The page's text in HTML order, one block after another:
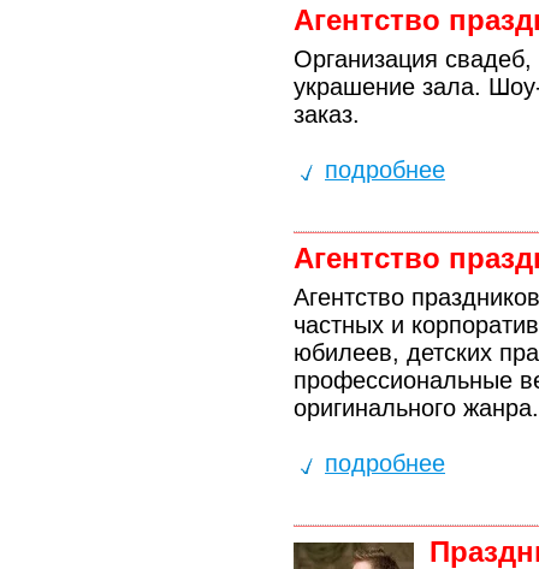
Агентство
Организация
украшение зала.
заказ.
подробнее
Агентство
Агентство
частных и
юбилеев, детских
профессиональные
оригинального жанра.
подробнее